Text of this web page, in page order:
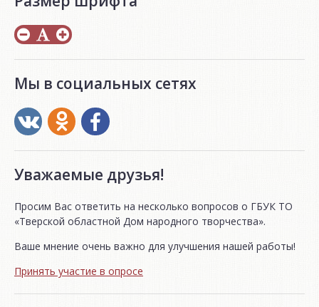
Мы в социальных сетях
Уважаемые друзья!
Просим Вас ответить на несколько вопросов о ГБУК ТО
«Тверской областной Дом народного творчества».
Ваше мнение очень важно для улучшения нашей работы!
Принять участие в опросе